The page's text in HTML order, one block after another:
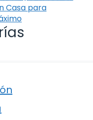
Casa para